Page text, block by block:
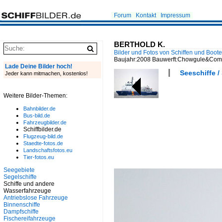
Forum Kontakt Impressum
BERTHOLD K.
Bilder und Fotos von Schiffen und
Baujahr:2008
Seeschiffe /
Lade Deine Bilder hoch!
Jeder kann mitmachen, kostenlos!
Weitere Bilder-Themen:
Bahnbilder.de
Bus-bild.de
Fahrzeugbilder.de
Schiffbilder.de
Flugzeug-bild.de
Staedte-fotos.de
Landschaftsfotos.eu
Tier-fotos.eu
Seegebiete
Segelschiffe
Schiffe und andere
Wasserfahrzeuge
Antriebslose Fahrzeuge
Binnenschiffe
Dampfschiffe
Fischereifahrzeuge